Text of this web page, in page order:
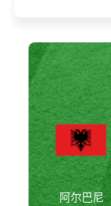
阿尔巴尼